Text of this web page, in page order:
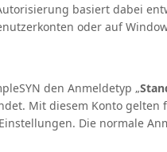
basiert dabei
oder auf
den Anmeldetyp „
Mit diesem Konto gelten
Die normale